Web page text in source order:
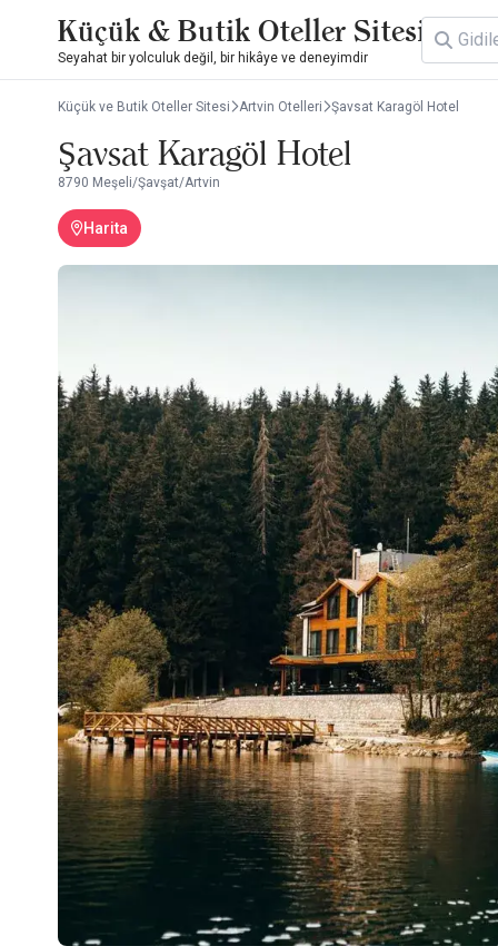
Küçük & Butik Oteller Sitesi
Seyahat bir yolculuk değil, bir hikâye ve deneyimdir
Küçük ve Butik Oteller Sitesi Artvin Otelleri Şavsat Karagöl Hotel
Şavsat Karagöl Hotel
8790 Meşeli/Şavşat/Artvin
Harita